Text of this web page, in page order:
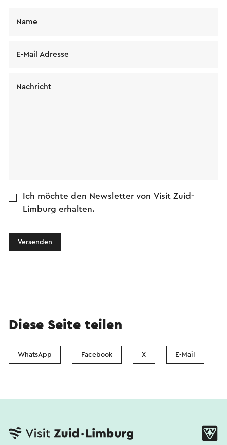
Name
E-Mail Adresse
Nachricht
Ich möchte den Newsletter von Visit Zuid-
Limburg erhalten.
Versenden
Diese Seite teilen
WhatsApp Facebook X E-Mail